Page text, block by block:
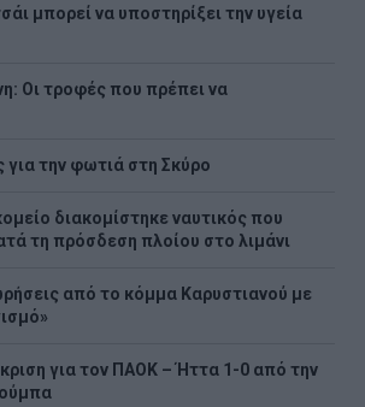
μπορεί να υποστηρίξει την υγεία
Οι τροφές που πρέπει να
για την φωτιά στη Σκύρο
διακομίστηκε ναυτικός που
τη πρόσδεση πλοίου στο λιμάνι
από το κόμμα Καρυστιανού με
για τον ΠΑΟΚ – Ήττα 1-0 από την